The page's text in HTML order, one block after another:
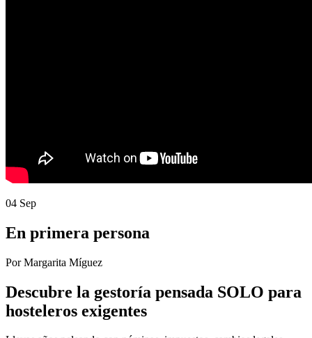
04 Sep
En primera persona
Por Margarita Míguez
Descubre la gestoría pensada SOLO para
hosteleros exigentes